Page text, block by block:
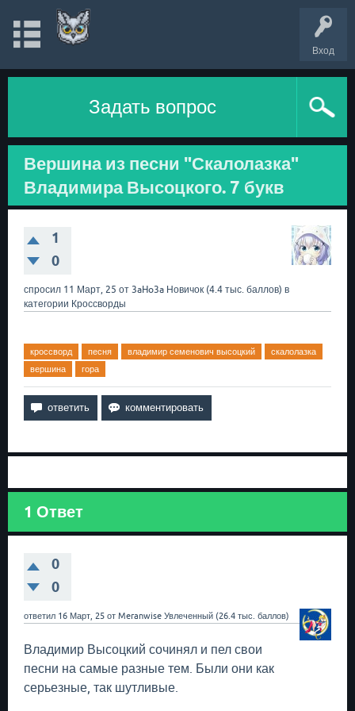
Вход
Задать вопрос
Вершина из песни "Скалолазка"
Владимира Высоцкого. 7 букв
1
0
спросил 11 Март, 25 от 3aHo3a Новичок (4.4 тыс. баллов) в
категории Кроссворды
кроссворд песня владимир семенович высоцкий
скалолазка
вершина
гора
1 Ответ
0
0
ответил 16 Март, 25 от Meranwise Увлеченный (26.4 тыс. баллов)
Владимир Высоцкий сочинял и пел свои
песни на самые разные тем. Были они как
серьезные, так шутливые.